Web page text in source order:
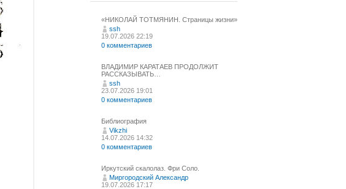
«НИКОЛАЙ ТОТМЯНИН. Страницы жизни»
ssh
19.07.2026 22:19
0 комментариев
ВЛАДИМИР КАРАТАЕВ ПРОДОЛЖИТ
РАССКАЗЫВАТЬ…
ssh
23.07.2026 19:01
0 комментариев
Библиография
Vikzhi
14.07.2026 14:32
0 комментариев
Иркутский скалолаз. Фри Соло.
Миргородский Александр
19.07.2026 17:17